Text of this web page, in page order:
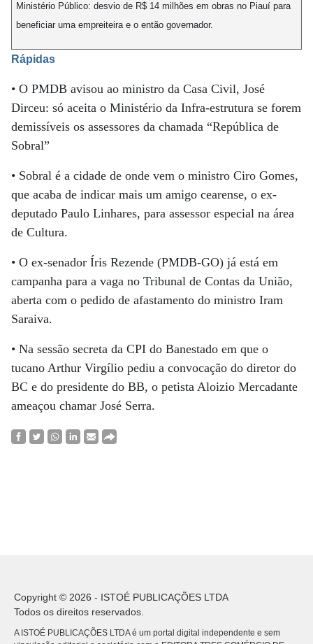
Ministério Público: desvio de R$ 14 milhões em obras no Piauí para
beneficiar uma empreiteira e o então governador.
Rápidas
• O PMDB avisou ao ministro da Casa Civil, José
Dirceu: só aceita o Ministério da Infra-estrutura se forem
demissíveis os assessores da chamada “República de
Sobral”
• Sobral é a cidade de onde vem o ministro Ciro Gomes,
que acaba de indicar mais um amigo cearense, o ex-
deputado Paulo Linhares, para assessor especial na área
de Cultura.
• O ex-senador Íris Rezende (PMDB-GO) já está em
campanha para a vaga no Tribunal de Contas da União,
aberta com o pedido de afastamento do ministro Iram
Saraiva.
• Na sessão secreta da CPI do Banestado em que o
tucano Arthur Virgílio pediu a convocação do diretor do
BC e do presidente do BB, o petista Aloizio Mercadante
ameaçou chamar José Serra.
Copyright © 2026 - ISTOÉ PUBLICAÇÕES LTDA
Todos os direitos reservados.
A ISTOÉ PUBLICAÇÕES LTDA é um portal digital independente e sem